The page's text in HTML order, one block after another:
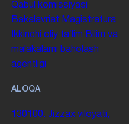
Qabul komissiyasi
Bakalavriat Magistratura
Ikkinchi oliy taʼlim Bilim va
malakalarni baholash
agentligi
ALOQA
130100. Jizzax viloyati,